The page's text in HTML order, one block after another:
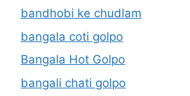
bandhobi ke chudlam
bangala coti golpo
Bangala Hot Golpo
bangali chati golpo